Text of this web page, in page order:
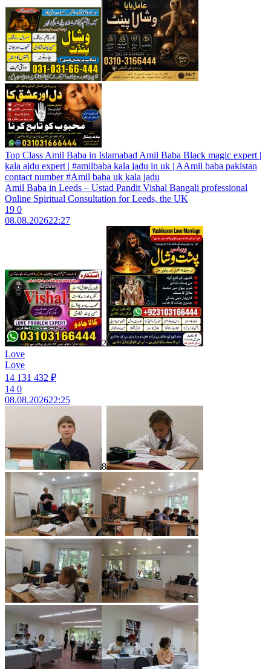
Top Class Amil Baba in Islamabad Amil Baba Black magic expert |
kala ajdu expert | #amilbaba kala jadu in uk | AAmil baba pakistan
contact number #Amil baba uk kala jadu
Amil Baba in Leeds – Ustad Pandit Vishal Bangali professional
Online Spiritual Consultation for Leeds, the UK
19 0
08.08.202622:27
2
Love
Love
14 131 432 ₽
14 0
08.08.202622:25
8